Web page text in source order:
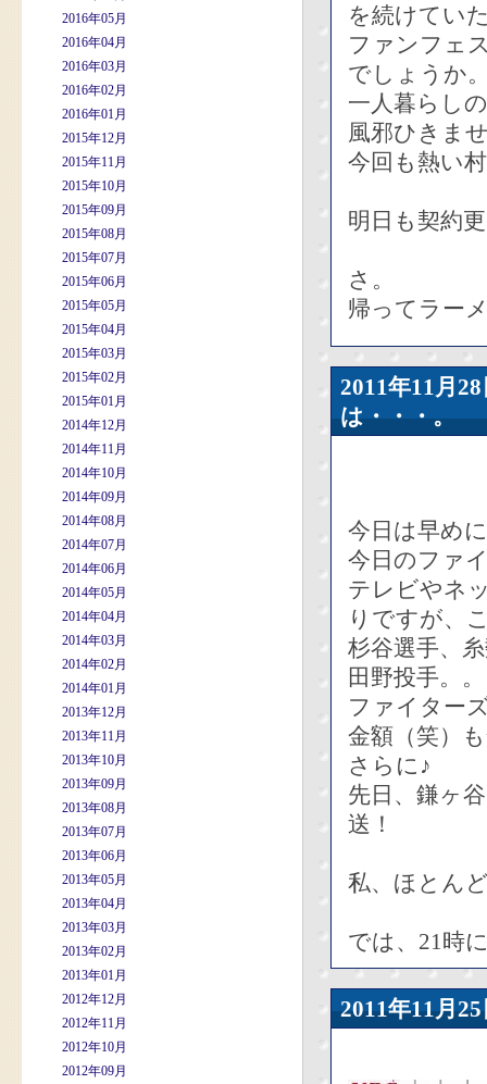
2016年05月
2016年04月
2016年03月
2016年02月
2016年01月
2015年12月
2015年11月
2015年10月
2015年09月
2015年08月
2015年07月
2015年06月
2015年05月
2015年04月
2015年03月
2015年02月
2015年01月
2014年12月
2014年11月
2014年10月
2014年09月
2014年08月
2014年07月
2014年06月
2014年05月
2014年04月
2014年03月
2014年02月
2014年01月
2013年12月
2013年11月
2013年10月
2013年09月
2013年08月
2013年07月
2013年06月
2013年05月
2013年04月
2013年03月
2013年02月
2013年01月
2012年12月
2012年11月
2012年10月
2012年09月
を続けてい
ファンフェ
でしょうか
一人暮らし
風邪ひきま
今回も熱い
明日も契約
さ。
帰ってラー
2011年11
は・・・。
今日は早め
今日のファ
テレビやネ
りですが、
杉谷選手、
田野投手。
ファイター
金額（笑）
さらに♪
先日、鎌ヶ
送！
私、ほとん
では、21時
2011年11